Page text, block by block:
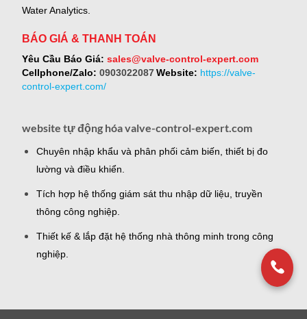
Water Analytics.
BÁO GIÁ & THANH TOÁN
Yêu Cầu Báo Giá: sales@valve-control-expert.com
Cellphone/Zalo: 0903022087 Website: https://valve-
control-expert.com/
website tự động hóa valve-control-expert.com
Chuyên nhập khẩu và phân phối cảm biến, thiết bị đo
lường và điều khiển.
Tích hợp hệ thống giám sát thu nhập dữ liệu, truyền
thông công nghiệp.
Thiết kế & lắp đặt hệ thống nhà thông minh trong công
nghiệp.